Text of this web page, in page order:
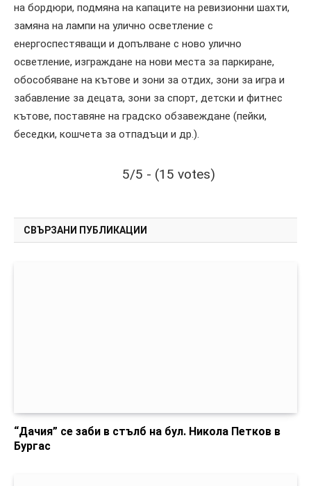
на бордюри, подмяна на капаците на ревизионни шахти,
замяна на лампи на улично осветление с
енергоспестяващи и допълване с ново улично
осветление, изграждане на нови места за паркиране,
обособяване на кътове и зони за отдих, зони за игра и
забавление за децата, зони за спорт, детски и фитнес
кътове, поставяне на градско обзавеждане (пейки,
беседки, кошчета за отпадъци и др.).
5/5 - (15 votes)
СВЪРЗАНИ ПУБЛИКАЦИИ
“Дачия” се заби в стълб на бул. Никола Петков в
Бургас